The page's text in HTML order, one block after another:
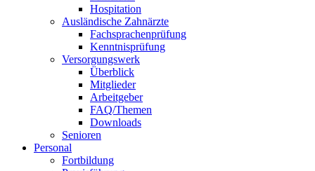
Hospitation
Ausländische Zahnärzte
Fachsprachenprüfung
Kenntnisprüfung
Versorgungswerk
Überblick
Mitglieder
Arbeitgeber
FAQ/Themen
Downloads
Senioren
Personal
Fortbildung